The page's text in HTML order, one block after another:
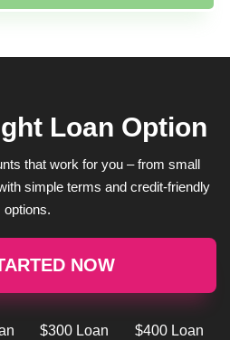
Loan Option
that work for you – from small
simple terms and credit-friendly
options.
NOW
$300 Loan $400 Loan